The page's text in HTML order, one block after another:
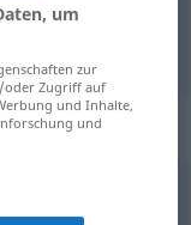
um
zur
oder Zugriff auf
und Inhalte,
und